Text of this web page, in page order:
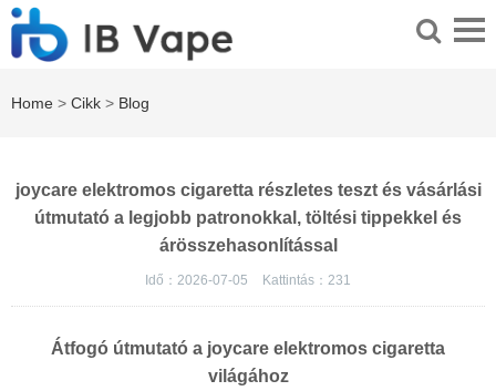
Home > Cikk > Blog
joycare elektromos cigaretta részletes teszt és vásárlási
útmutató a legjobb patronokkal, töltési tippekkel és
árösszehasonlítással
Idő：2026-07-05 Kattintás： 231
Átfogó útmutató a joycare elektromos cigaretta
világához